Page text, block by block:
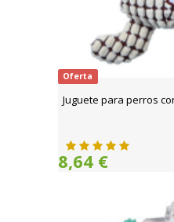
Oferta
Juguete para perros
8,64 €